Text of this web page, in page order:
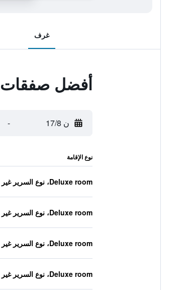
غرف
أفضل صفقات
ن 17/8 -
نوع الإقامة
Deluxe room، نوع السرير غير معروف
Deluxe room، نوع السرير غير معروف
Deluxe room، نوع السرير غير معروف
Deluxe room، نوع السرير غير معروف